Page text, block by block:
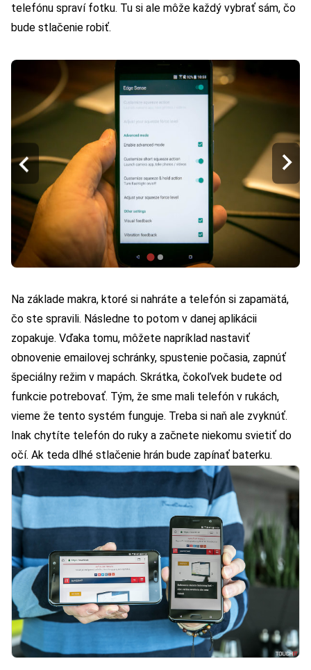
telefónu spraví fotku. Tu si ale môže každý vybrať sám, čo
bude stlačenie robiť.
Na základe makra, ktoré si nahráte a telefón si zapamätá,
čo ste spravili. Následne to potom v danej aplikácii
zopakuje. Vďaka tomu, môžete napríklad nastaviť
obnovenie emailovej schránky, spustenie počasia, zapnúť
špeciálny režim v mapách. Skrátka, čokoľvek budete od
funkcie potrebovať. Tým, že sme mali telefón v rukách,
vieme že tento systém funguje. Treba si naň ale zvyknúť.
Inak chytíte telefón do ruky a začnete niekomu svietiť do
očí. Ak teda dlhé stlačenie hrán bude zapínať baterku.